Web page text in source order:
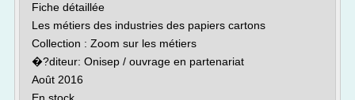
Fiche détaillée
Les métiers des industries des papiers cartons
Collection : Zoom sur les métiers
�?diteur: Onisep / ouvrage en partenariat
Août 2016